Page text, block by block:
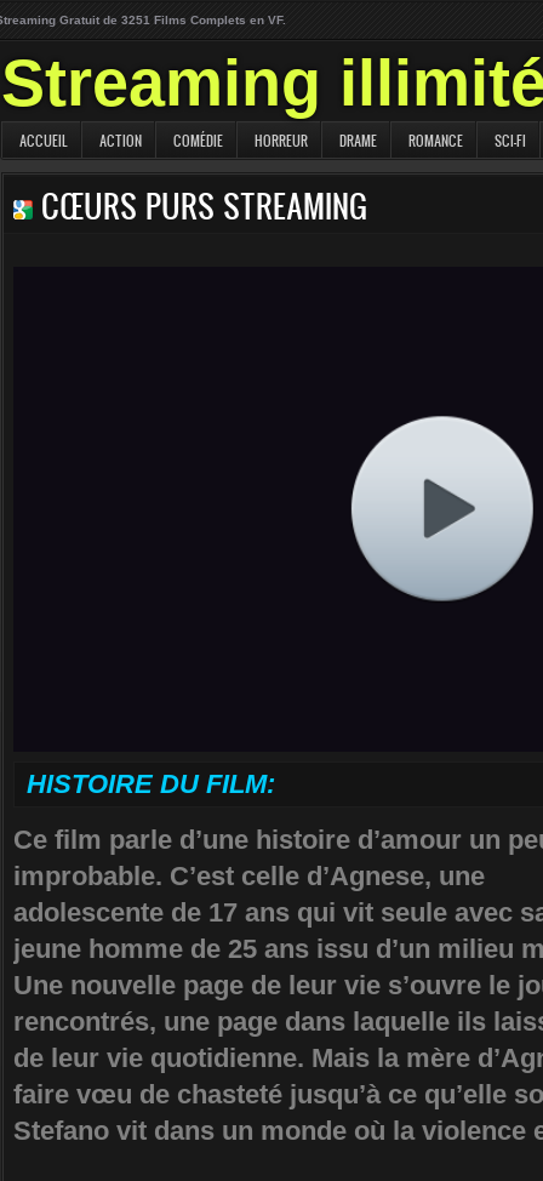
Gratuit de 3251 Films Complets en VF.
Streaming
ACCUEIL ACTION COMÉDIE HORREUR DRAME ROMANCE SCI-FI
CŒURS PURS STREAMING
HISTOIRE DU FILM:
Ce film parle d’une histoire d’amour un
improbable. C’est celle d’Agnese, une
adolescente de 17 ans qui vit seule avec
jeune homme de 25 ans issu d’un milieu
Une nouvelle page de leur vie s’ouvre le
rencontrés, une page dans laquelle ils
de leur vie quotidienne. Mais la mère
faire vœu de chasteté jusqu’à ce qu’elle
Stefano vit dans un monde où la